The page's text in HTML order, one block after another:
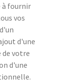
à fournir
vos
d'une
votre
d'une